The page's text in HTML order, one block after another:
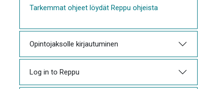
Tarkemmat ohjeet löydät Reppu ohjeista
Opintojaksolle kirjautuminen
Log in to Reppu